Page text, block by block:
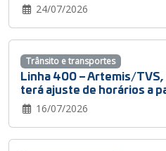
24/07/2026
Linha 400 – Artemis/
terá ajuste de horários a
16/07/2026
Trânsito e transportes